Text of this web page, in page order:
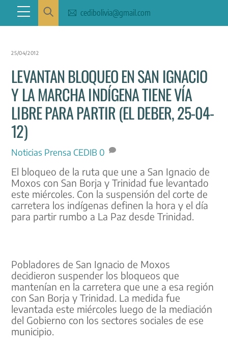
content
Menu cedibolivia@gmail.com
25/04/2012
LEVANTAN BLOQUEO EN SAN IGNACIO
Y LA MARCHA INDÍGENA TIENE VÍA
LIBRE PARA PARTIR (EL DEBER, 25-04-
12)
Noticias Prensa CEDIB 0
El bloqueo de la ruta que une a San Ignacio de
Moxos con San Borja y Trinidad fue levantado
este miércoles. Con la suspensión del corte de
carretera los indígenas definen la hora y el día
para partir rumbo a La Paz desde Trinidad.
Pobladores de San Ignacio de Moxos
decidieron suspender los bloqueos que
mantenían en la carretera que une a esa región
con San Borja y Trinidad. La medida fue
levantada este miércoles luego de la mediación
del Gobierno con los sectores sociales de ese
municipio.